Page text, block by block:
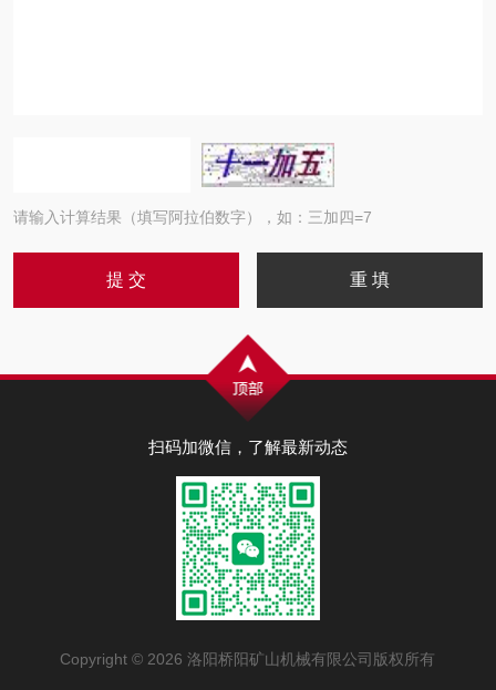
请输入计算结果（填写阿拉伯数字），如：三加四=7
扫码加微信，了解最新动态
Copyright © 2026 洛阳桥阳矿山机械有限公司版权所有